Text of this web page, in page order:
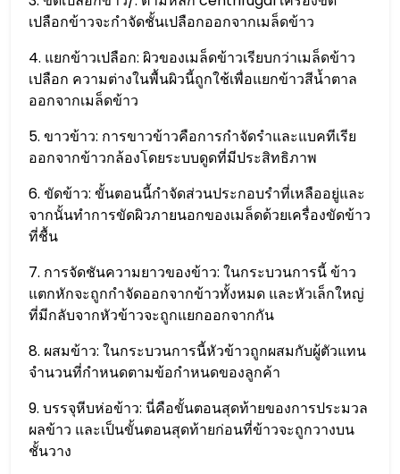
เปลือกข้าวจะกำจัดชั้นเปลือกออกจากเมล็ดข้าว
4. แยกข้าวเปลือก: ผิวของเมล็ดข้าวเรียบกว่าเมล็ดข้าว
เปลือก ความต่างในพื้นผิวนี้ถูกใช้เพื่อแยกข้าวสีน้ำตาล
ออกจากเมล็ดข้าว
5. ขาวข้าว: การขาวข้าวคือการกำจัดรำและแบคทีเรีย
ออกจากข้าวกล้องโดยระบบดูดที่มีประสิทธิภาพ
6. ขัดข้าว: ขั้นตอนนี้กำจัดส่วนประกอบรำที่เหลืออยู่และ
จากนั้นทำการขัดผิวภายนอกของเมล็ดด้วยเครื่องขัดข้าว
ที่ชื้น
7. การจัดชันความยาวของข้าว: ในกระบวนการนี้ ข้าว
แตกหักจะถูกกำจัดออกจากข้าวทั้งหมด และหัวเล็กใหญ่
ที่มีกลับจากหัวข้าวจะถูกแยกออกจากกัน
8. ผสมข้าว: ในกระบวนการนี้หัวข้าวถูกผสมกับผู้ตัวแทน
จำนวนที่กำหนดตามข้อกำหนดของลูกค้า
9. บรรจุหีบห่อข้าว: นี่คือขั้นตอนสุดท้ายของการประมวล
ผลข้าว และเป็นขั้นตอนสุดท้ายก่อนที่ข้าวจะถูกวางบน
ชั้นวาง